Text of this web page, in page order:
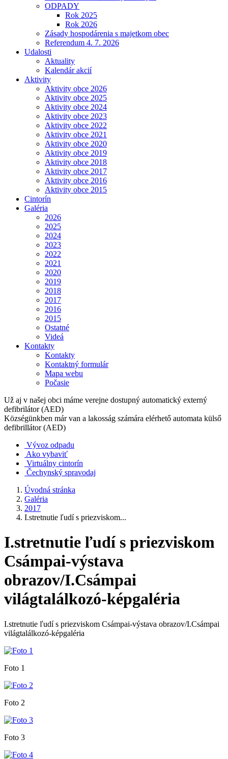
ODPADY
Rok 2025
Rok 2026
Zásady hospodárenia s majetkom obec
Referendum 4. 7. 2026
Udalosti
Aktuality
Kalendár akcií
Aktivity
Aktivity obce 2026
Aktivity obce 2025
Aktivity obce 2024
Aktivity obce 2023
Aktivity obce 2022
Aktivity obce 2021
Aktivity obce 2020
Aktivity obce 2019
Aktivity obce 2018
Aktivity obce 2017
Aktivity obce 2016
Aktivity obce 2015
Cintorín
Galéria
2026
2025
2024
2023
2022
2021
2020
2019
2018
2017
2016
2015
Ostatné
Videá
Kontakty
Kontakty
Kontaktný formulár
Mapa webu
Počasie
Už aj v našej obci máme verejne dostupný automatický externý
defibrilátor (AED)
Községünkben már van a lakosság számára elérhető automata külső
defibrillátor (AED)
Vývoz odpadu
Ako vybaviť
Virtuálny cintorín
Čechynský spravodaj
Úvodná stránka
Galéria
2017
I.stretnutie ľudí s priezviskom...
I.stretnutie ľudí s priezviskom
Csámpai-výstava
obrazov/I.Csámpai
világtalálkozó-képgaléria
I.stretnutie ľudí s priezviskom Csámpai-výstava obrazov/I.Csámpai
világtalálkozó-képgaléria
Foto 1
Foto 2
Foto 3